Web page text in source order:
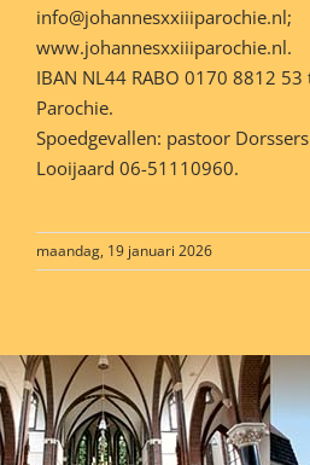
info@johannesxxiiiparochie.nl;
www.johannesxxiiiparochie.nl.
IBAN NL44 RABO 0170 8812 53
Parochie.
Spoedgevallen: pastoor
Looijaard 06-51110960.
maandag, 19 januari 2026